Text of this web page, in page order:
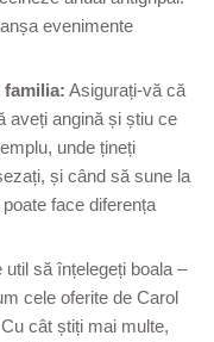
evenimente
familia: Asigurați-vă că
aveți angină și știu ce
unde țineți
și când să sune la
face diferența
util să înțelegeți boala –
cele oferite de Carol
cât știți mai multe,